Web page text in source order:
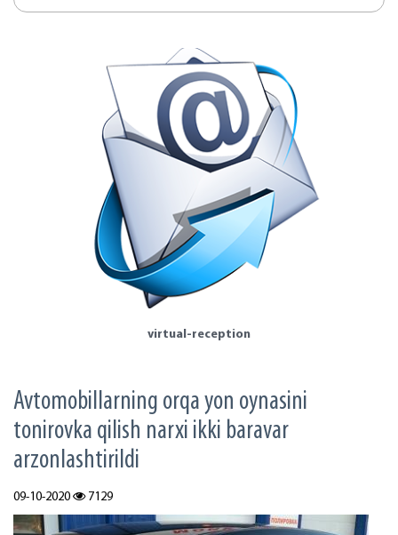
virtual-reception
Avtomobillarning orqa yon oynasini
tonirovka qilish narxi ikki baravar
arzonlashtirildi
09-10-2020 7129